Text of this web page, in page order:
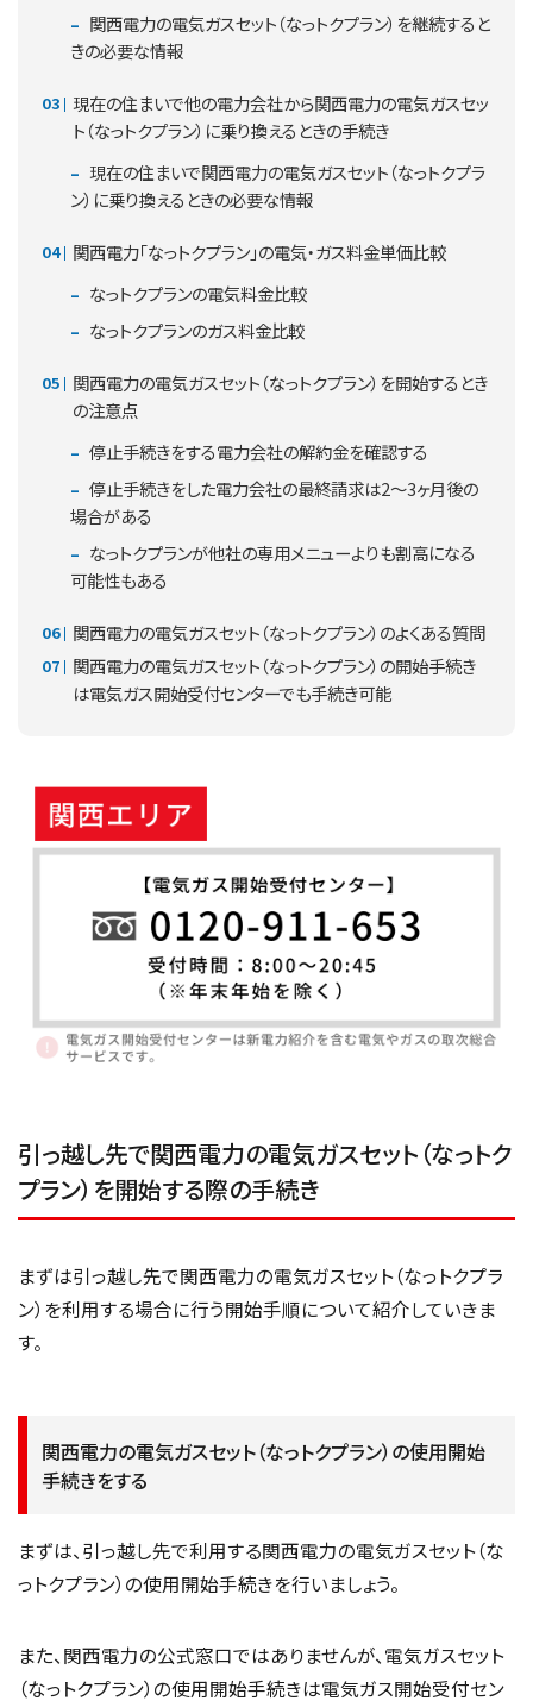
関西電力の電気ガスセット（なっトクプラン）を継続すると
きの必要な情報
現在の住まいで他の電力会社から関西電力の電気ガスセッ
ト（なっトクプラン）に乗り換えるときの手続き
現在の住まいで関西電力の電気ガスセット（なっトクプラ
ン）に乗り換えるときの必要な情報
関西電力「なっトクプラン」の電気・ガス料金単価比較
なっトクプランの電気料金比較
なっトクプランのガス料金比較
関西電力の電気ガスセット（なっトクプラン）を開始するとき
の注意点
停止手続きをする電力会社の解約金を確認する
停止手続きをした電力会社の最終請求は2～3ヶ月後の
場合がある
なっトクプランが他社の専用メニューよりも割高になる
可能性もある
関西電力の電気ガスセット（なっトクプラン）のよくある質問
関西電力の電気ガスセット（なっトクプラン）の開始手続き
は電気ガス開始受付センターでも手続き可能
引っ越し先で関西電力の電気ガスセット（なっトク
プラン）を開始する際の手続き
まずは引っ越し先で関西電力の電気ガスセット（なっトクプラ
ン）を利用する場合に行う開始手順について紹介していきま
す。
関西電力の電気ガスセット（なっトクプラン）の使用開始
手続きをする
まずは、引っ越し先で利用する関西電力の電気ガスセット（な
っトクプラン）の使用開始手続きを行いましょう。
また、関西電力の公式窓口ではありませんが、電気ガスセット
（なっトクプラン）の使用開始手続きは電気ガス開始受付セン